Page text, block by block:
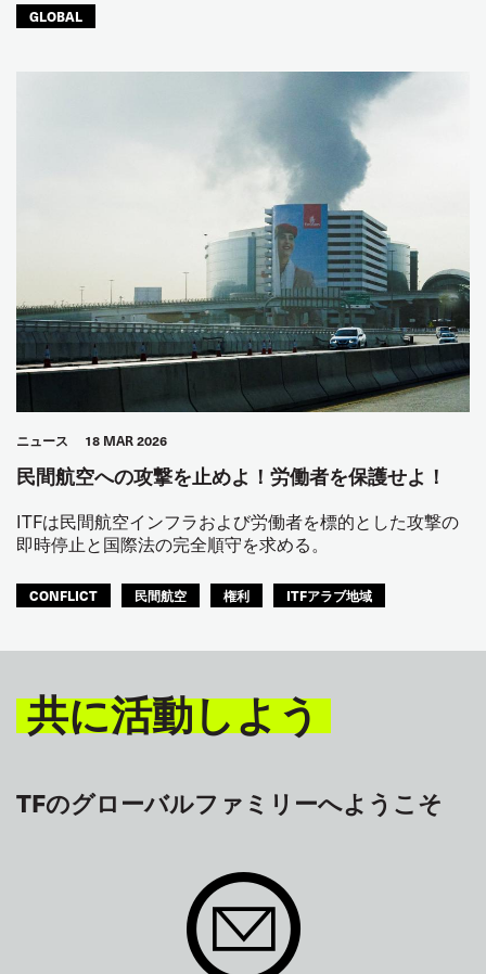
GLOBAL
ニュース 18 MAR 2026
民間航空への攻撃を止めよ！労働者を保護せよ！
ITFは民間航空インフラおよび労働者を標的とした攻撃の
即時停止と国際法の完全順守を求める。
CONFLICT 民間航空 権利 ITFアラブ地域
共に活動しよう
TFのグローバルファミリーへようこそ